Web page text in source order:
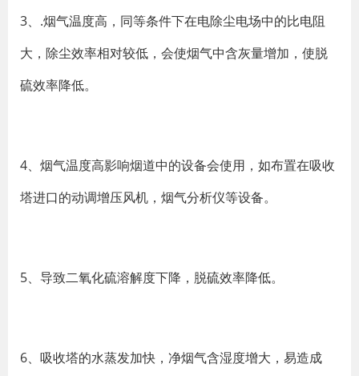
3、.烟气温度高，同等条件下在电除尘电场中的比电阻
大，除尘效率相对较低，会使烟气中含灰量增加，使脱
硫效率降低。
4、烟气温度高影响烟道中的设备会使用，如布置在吸收
塔进口的动调增压风机，烟气分析仪等设备。
5、导致二氧化硫溶解度下降，脱硫效率降低。
6、吸收塔的水蒸发加快，净烟气含湿度增大，易造成